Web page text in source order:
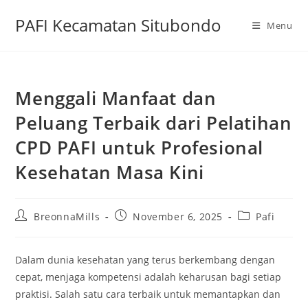
PAFI Kecamatan Situbondo Menu
Menggali Manfaat dan
Peluang Terbaik dari Pelatihan
CPD PAFI untuk Profesional
Kesehatan Masa Kini
PostBreonnaMills
PostNovember 6, 2025
PostPafi
Dalam dunia kesehatan yang terus berkembang dengan
cepat, menjaga kompetensi adalah keharusan bagi setiap
praktisi. Salah satu cara terbaik untuk memantapkan dan